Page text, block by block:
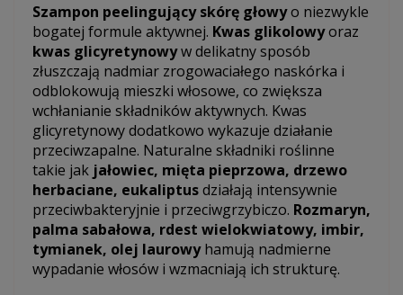
Szampon peelingujący skórę głowyo niezwykle
bogatej formule aktywnej. Kwas glikolowyoraz
kwas glicyretynowyw delikatny sposób
złuszczają nadmiar zrogowaciałego naskórka i
odblokowują mieszki włosowe, co zwiększa
wchłanianie składników aktywnych. Kwas
glicyretynowy dodatkowo wykazuje działanie
przeciwzapalne. Naturalne składniki roślinne
takie jak jałowiec, mięta pieprzowa, drzewo
herbaciane, eukaliptusdziałają intensywnie
przeciwbakteryjnie i przeciwgrzybiczo. Rozmaryn,
palma sabałowa, rdest wielokwiatowy, imbir,
tymianek, olej laurowyhamują nadmierne
wypadanie włosów i wzmacniają ich strukturę.